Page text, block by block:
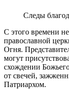
Следы
С этого времени
православной
Огня.
могут
схождении
от свечей,
Патриархом.